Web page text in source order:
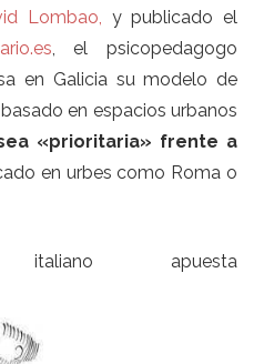
Lombao, y publicado el
, el psicopedagogo
en Galicia su modelo de
en espacios urbanos
«prioritaria» frente a
en urbes como Roma o
apuesta